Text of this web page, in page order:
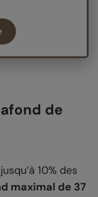
de
10% des
maximal de 37